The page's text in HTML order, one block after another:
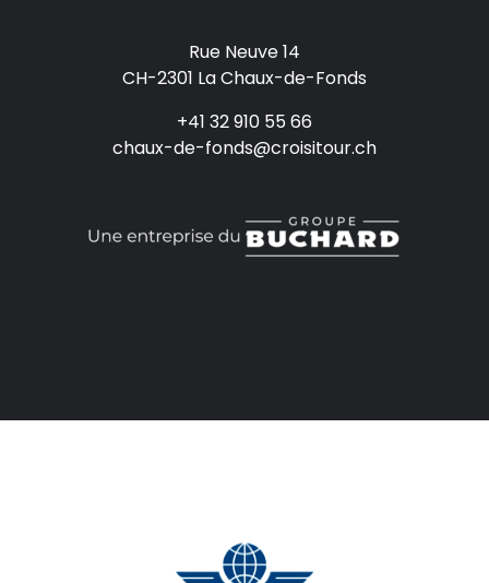
Rue Neuve 14
CH-2301 La Chaux-de-Fonds
+41 32 910 55 66
chaux-de-fonds@croisitour.ch